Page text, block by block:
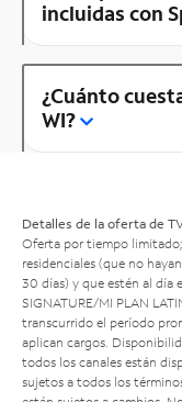
incluidas con
¿Cuánto
WI?
Detalles de la oferta de
Oferta por tiempo
residenciales (que no
30 días) y que estén al día
SIGNATURE/MI PLAN
transcurrido el período
aplican cargos.
todos los canales están
sujetos a todos los